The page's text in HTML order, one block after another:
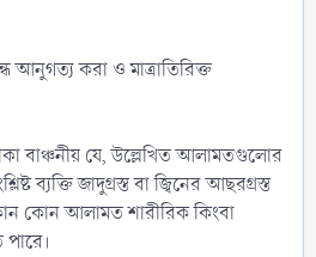
আনুগত্য করা ও মাত্রাতিরিক্ত
বাঞ্চনীয় যে, উল্লেখিত আলামতগুলোর
ব্যক্তি জাদুগ্রস্ত বা জ্বিনের আছরগ্রস্ত
কোন আলামত শারীরিক কিংবা